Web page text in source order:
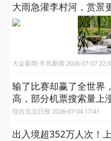
大雨急灌李村河，赏景
大众新闻·半岛新闻 2026-07-07
输了比赛却赢了全世界
高，部分机票搜索量上
综合北京日报 2026-07-04 17:41
出入境超352万人次！